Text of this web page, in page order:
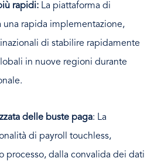
rapidi: La piattaforma di
una rapida implementazione,
di stabilire rapidamente
in nuove regioni durante
delle buste paga: La
di payroll touchless,
processo, dalla convalida dei dati